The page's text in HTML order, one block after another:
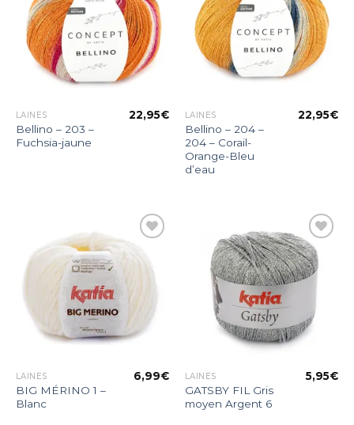
d’envies
LAINES
Bellino – 203 –
Fuchsia-jaune
22,95€
d’envies
LAINES
Bellino – 204 –
204 – Corail-
Orange-Bleu
d’eau
22,95€
d’envies
LAINES
BIG MÉRINO 1 –
Blanc
6,99€
Ajouter
à la liste
d’envies
LAINES
GATSBY FIL Gris
moyen Argent 6
5,95€